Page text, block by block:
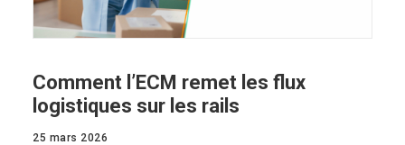
Comment l’ECM remet les flux
logistiques sur les rails
25 mars 2026